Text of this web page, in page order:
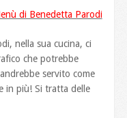
di Benedetta Parodi
nella sua cucina, ci
che potrebbe
servito come
in più! Si tratta delle